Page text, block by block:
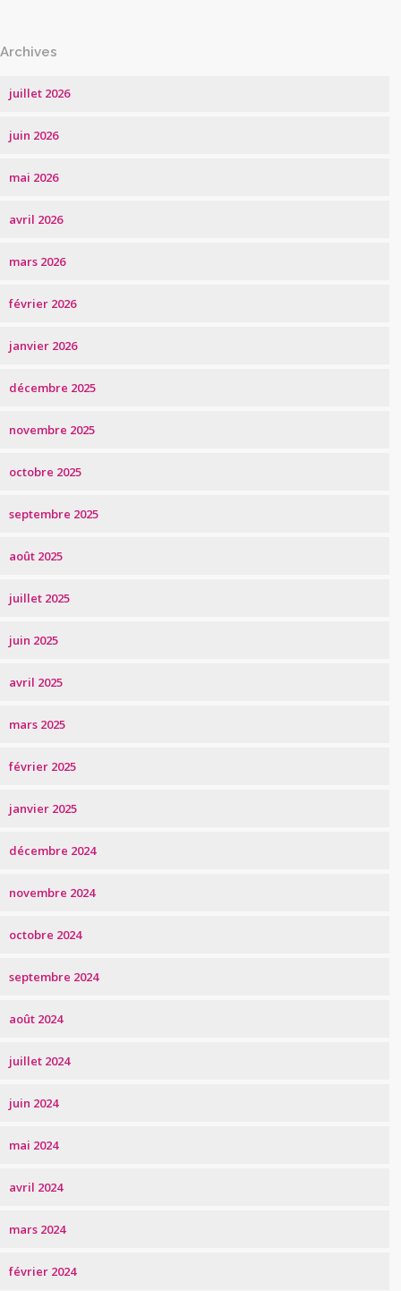
Archives
juillet 2026
juin 2026
mai 2026
avril 2026
mars 2026
février 2026
janvier 2026
décembre 2025
novembre 2025
octobre 2025
septembre 2025
août 2025
juillet 2025
juin 2025
avril 2025
mars 2025
février 2025
janvier 2025
décembre 2024
novembre 2024
octobre 2024
septembre 2024
août 2024
juillet 2024
juin 2024
mai 2024
avril 2024
mars 2024
février 2024